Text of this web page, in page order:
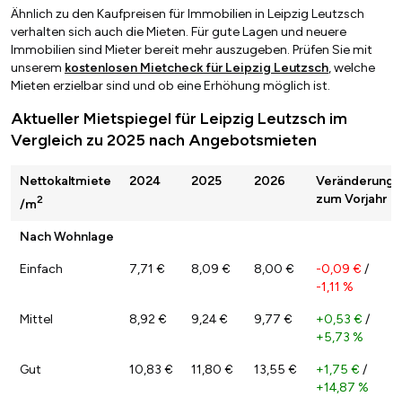
Ähnlich zu den Kaufpreisen für Immobilien in Leipzig Leutzsch
verhalten sich auch die Mieten. Für gute Lagen und neuere
Immobilien sind Mieter bereit mehr auszugeben. Prüfen Sie mit
unserem kostenlosen Mietcheck für Leipzig Leutzsch, welche
Mieten erzielbar sind und ob eine Erhöhung möglich ist.
Aktueller Mietspiegel für Leipzig Leutzsch im
Vergleich zu 2025 nach Angebotsmieten
Nettokaltmiete
/m2
2024 2025 2026
Veränderung
zum Vorjahr
Nach Wohnlage
Einfach 7,71 € 8,09 € 8,00 € -0,09 € /
-1,11 %
Mittel 8,92 € 9,24 € 9,77 € +0,53 € /
+5,73 %
Gut 10,83 € 11,80 € 13,55 € +1,75 € /
+14,87 %